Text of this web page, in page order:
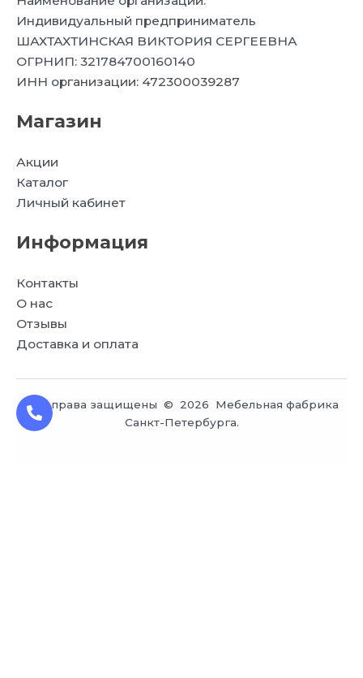
Индивидуальный предприниматель
ШАХТАХТИНСКАЯ ВИКТОРИЯ СЕРГЕЕВНА
ОГРНИП: 321784700160140
ИНН организации: 472300039287
Магазин
Акции
Каталог
Личный кабинет
Информация
Контакты
О нас
Отзывы
Доставка и оплата
Все права защищены © 2026 Мебельная фабрика
Санкт-Петербурга.